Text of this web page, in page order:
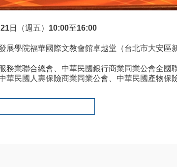
日（週五）10:00至16:00
展學院福華國際文教會館卓越堂（台北市大安區
務業聯合總會、中華民國銀行商業同業公會全
華民國人壽保險商業同業公會、中華民國產物保